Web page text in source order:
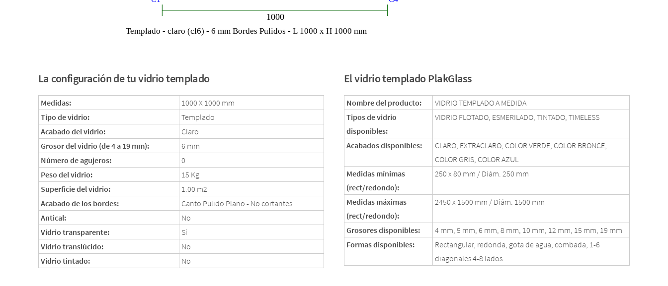
La configuración de tu vidrio templado
Medidas:
1000 X 1000 mm
Tipo de vidrio:
Templado
Acabado del vidrio:
Claro
Grosor del vidrio (de 4 a 19 mm):
6 mm
Número de agujeros:
0
Peso del vidrio:
15 Kg
Superficie del vidrio:
1.00 m2
Acabado de los bordes:
Canto Pulido Plano - No cortantes
Antical:
No
Vidrio transparente:
Sí
Vidrio translúcido:
No
Vidrio tintado:
No
El vidrio templado PlakGlass
Nombre del producto:
VIDRIO TEMPLADO A MEDIDA
Tipos de vidrio
disponibles:
VIDRIO FLOTADO, ESMERILADO, TINTADO, TIMELESS
Acabados disponibles:
CLARO, EXTRACLARO, COLOR VERDE, COLOR BRONCE,
COLOR GRIS, COLOR AZUL
Medidas mínimas
(rect/redondo):
250 x 80 mm / Diám. 250 mm
Medidas máximas
(rect/redondo):
2450 x 1500 mm / Diám. 1500 mm
Grosores disponibles:
4 mm, 5 mm, 6 mm, 8 mm, 10 mm, 12 mm, 15 mm, 19 mm
Formas disponibles:
Rectangular, redonda, gota de agua, combada, 1-6
diagonales 4-8 lados